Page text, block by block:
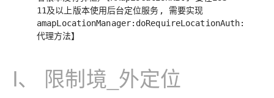
11及以上版本使用后台定位服务, 需要实现
amapLocationManager:doRequireLocationAuth:
代理方法】
I、 限制境_外定位